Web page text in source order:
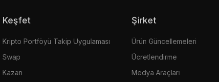
Keşfet
Kripto Portföyü Takip Uygulaması
Swap
Kazan
Şirket
Ürün Güncellemeleri
Ücretlendirme
Medya Araçları